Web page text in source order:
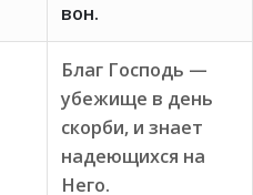
вон.
Благ Господь —
убежище в день
скорби, и знает
надеющихся на
Него.